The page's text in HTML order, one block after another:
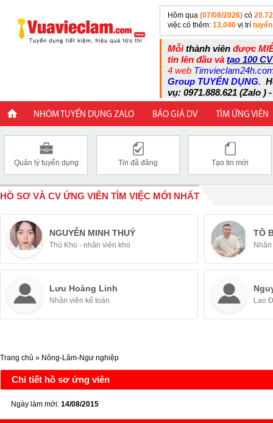
Hôm qua (07/08/2026) có
việc có thêm: 13.040 vị trí
Mỗithành viên được
tin lên đầu và tạo 100
4 web
Group TUYỂN DỤNG.
vụ: 0971.888.621 (Zalo )
NHÓM TUYỂN DỤNG ZALO BÁO GIÁ DV TÌM ỨNG VIÊN
Quản lý tuyển dụng Tin đã đăng Tạo tin mới
HỒ SƠ VÀ CV ỨNG VIÊN TÌM VIỆC MỚI NHẤT
NGUYỄN MINH THUÝ
Thủ Kho - nhân viên kho
TÔ
Lưu Hoàng Linh
Nhân viên kế toán Lao
Trang chủ » Nông-Lâm-Ngư nghiệp
Chi tiết hồ sơ ứng viên
Ngày làm mới: 14/08/2015